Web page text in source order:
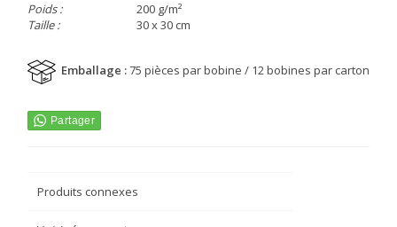
Poids :
200 g/m²
Taille :
30 x 30 cm
Emballage :75 pièces par bobine / 12 bobines par carton
Produits connexes